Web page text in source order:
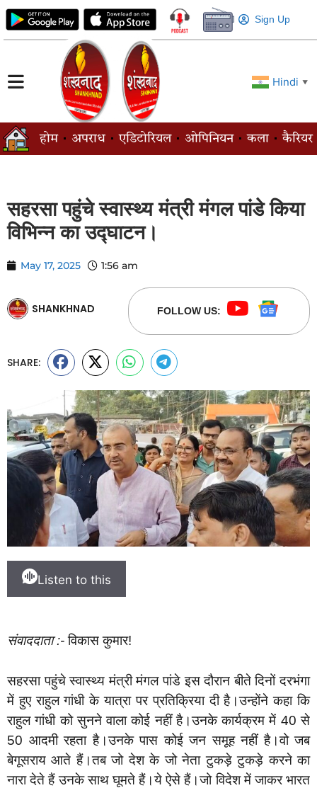
Sign Up
Hindi ▼
होम अपराध एडिटोरियल ओपिनियन कला कैरियर
सहरसा पहुंचे स्वास्थ्य मंत्री मंगल पांडे किया
विभिन्न का उद्घाटन।
May 17, 2025 1:56 am
SHANKHNAD FOLLOW US:
SHARE:
Listen to this
संवाददाता :-विकास कुमार!
सहरसा पहुंचे स्वास्थ्य मंत्री मंगल पांडे इस दौरान बीते दिनों दरभंगा
में हुए राहुल गांधी के यात्रा पर प्रतिक्रिया दी है।उन्होंने कहा कि
राहुल गांधी को सुनने वाला कोई नहीं है।उनके कार्यक्रम में 40 से
50 आदमी रहता है।उनके पास कोई जन समूह नहीं है।वो जब
बेगूसराय आते हैं।तब जो देश के जो नेता टुकड़े टुकड़े करने का
नारा देते हैं उनके साथ घूमते हैं।ये ऐसे हैं।जो विदेश में जाकर भारत